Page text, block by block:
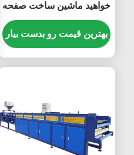
خواهید ماشین ساخت صفحه
پلاستیکی PVC ابعاد ماشین
طول 15m X عرض 2m X
ارتفاع 2.5m برای خطوط
بهترین قیمت رو بدست بیار